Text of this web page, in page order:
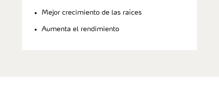
Mejor crecimiento de las raíces
Aumenta el rendimiento